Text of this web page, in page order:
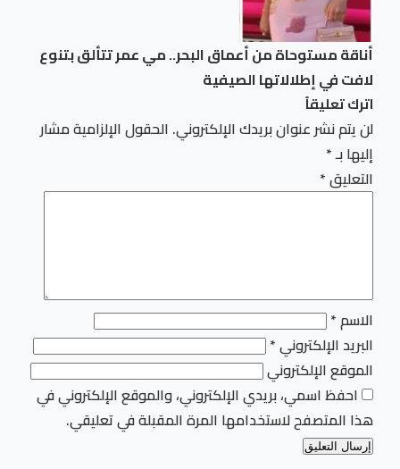
أناقة مستوحاة من أعماق البحر.. مي عمر تتألق بتنوع
لافت في إطلالاتها الصيفية
اترك تعليقاً
لن يتم نشر عنوان بريدك الإلكتروني. الحقول الإلزامية مشار
إليها بـ*
التعليق*
الاسم*
البريد الإلكتروني*
الموقع الإلكتروني
احفظ اسمي، بريدي الإلكتروني، والموقع الإلكتروني في
هذا المتصفح لاستخدامها المرة المقبلة في تعليقي.